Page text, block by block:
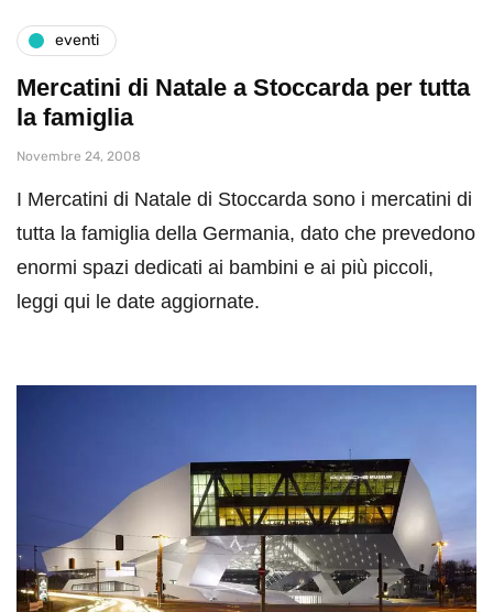
eventi
Mercatini di Natale a Stoccarda per tutta
la famiglia
Novembre 24, 2008
I Mercatini di Natale di Stoccarda sono i mercatini di
tutta la famiglia della Germania, dato che prevedono
enormi spazi dedicati ai bambini e ai più piccoli,
leggi qui le date aggiornate.